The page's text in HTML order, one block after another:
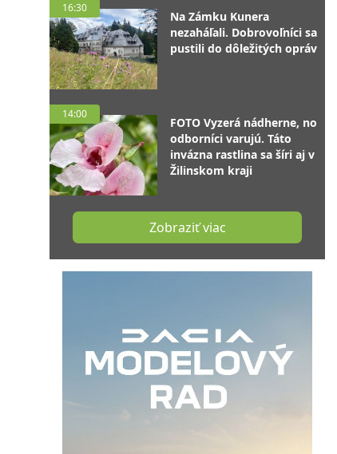
16:30
Na Zámku Kunera
nezaháľali. Dobrovoľníci sa
pustili do dôležitých opráv
14:00
FOTO Vyzerá nádherne, no
odborníci varujú. Táto
invázna rastlina sa šíri aj v
Žilinskom kraji
Zobraziť viac